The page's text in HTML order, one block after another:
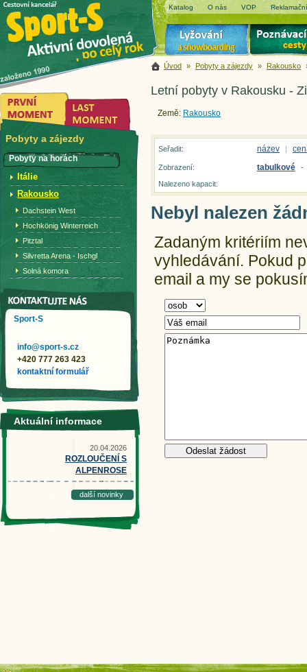
Katalog O nás VOP
Úvod » Pobyty a zájezdy » Rakousko
Letní pobyty v Rakousku -
Země: Rakousko
Seřadit: název |
Zobrazení: tabulkové
-
Nalezeno kapacit:
Nebyl nalezen
Zadaným kritériím
vyhledávání. Pokud
email a my se
Pobyty a zájezdy
Pobyty na horách
Itálie
Rakousko
Dachstein West
Hochkönig Winterreich
Pitztal
Silvretta Arena - Ischgl
Solná komora
Sport-S
info@sport-s.cz
+420 777 263 423
kontaktní formulář
Aktuální informace
20.04.2026
ROZLOUČENÍ S
ALPENROSE
další novinky